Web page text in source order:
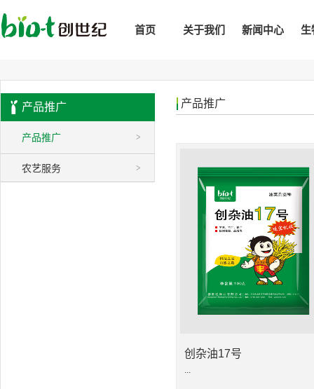
首页 关于我们 新闻中心 生
产品推广
>
产品推广
>
农艺服务
产品推广
创杂油17号
...